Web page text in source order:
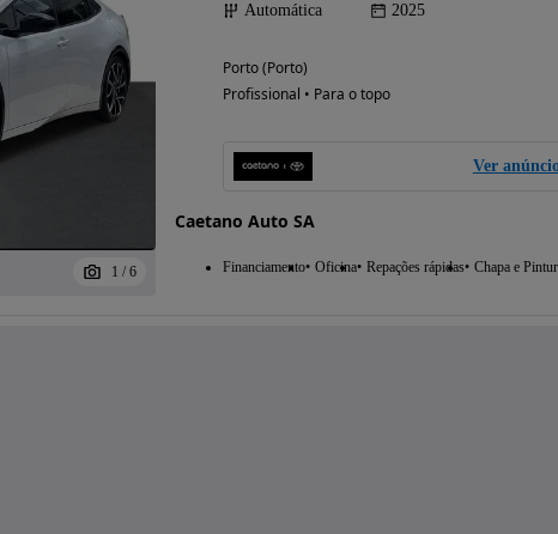
1 / 6
Automática
2025
Porto (Porto)
Profissional • Para o topo
Ver
Caetano Auto SA
Financiamento Oficina Repações rápidas Chapa e